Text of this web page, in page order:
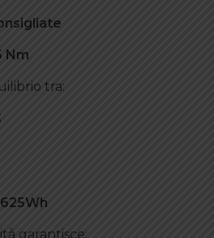
Nm
tra:
garantisce: